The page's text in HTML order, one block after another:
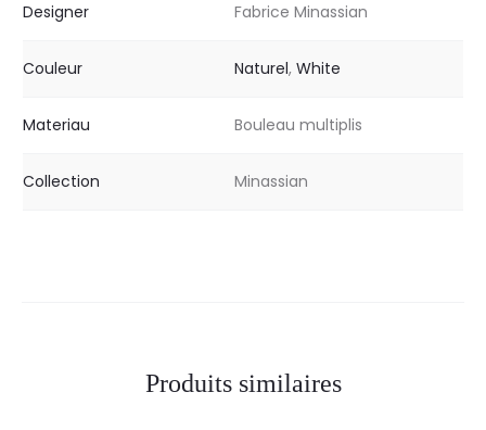
Designer Fabrice Minassian
Couleur Naturel, White
Materiau Bouleau multiplis
Collection Minassian
Produits similaires